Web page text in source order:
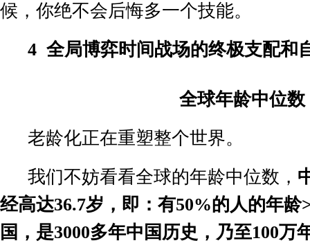
候，你绝不会后悔多一个技能。
4 全局博弈时间战场的终极支配和
全球年龄中位数
老龄化正在重塑整个世界。
我们不妨看看全球的年龄中位数，
经高达36.7岁，即：有50%的人的年龄
国，是3000多年中国历史，乃至100万